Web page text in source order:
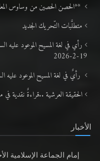
**الحصن الحصين من وساوس
متطلَّبات التّحريك الجديد
19-2-2026
رأيٌ في لغة المسيح الموعود عليه السلام ..1 في محنة اللغة
الحقيقة العرشية ..قراءةٌ نقدية في
الأخبار
إمام الجماعة الإسلامية